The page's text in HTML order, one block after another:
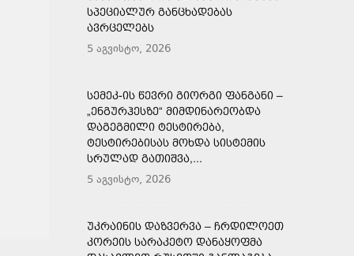
ᲡᲞᲔᲪᲘᲐᲚᲣᲠ ᲒᲐᲜᲪᲮᲐᲓᲔᲑᲐᲡ
ᲐᲕᲠᲪᲔᲚᲔᲑᲡ
5 აგვისტო, 2026
ᲡᲔᲛᲔᲙ-ᲘᲡ ᲬᲔᲕᲠᲘ ᲒᲘᲝᲠᲒᲘ ᲤᲐᲜᲒᲐᲜᲘ –
„ᲔᲜᲒᲣᲠᲰᲔᲡᲖᲔ“ ᲛᲘᲛᲓᲘᲜᲐᲠᲔᲝᲑᲓᲐ
ᲓᲐᲒᲔᲒᲛᲘᲚᲘ ᲢᲔᲡᲢᲘᲠᲔᲑᲐ,
ᲢᲔᲡᲢᲘᲠᲔᲑᲘᲡᲐᲡ ᲛᲝᲮᲓᲐ ᲡᲘᲡᲢᲔᲛᲘᲡ
ᲡᲠᲣᲚᲐᲓ ᲒᲐᲗᲘᲨᲕᲐ,...
5 აგვისტო, 2026
ᲣᲙᲠᲐᲘᲜᲘᲡ ᲓᲐᲖᲕᲔᲠᲕᲐ – ᲩᲠᲓᲘᲚᲝᲔᲗ
ᲙᲝᲠᲔᲘᲡ ᲡᲐᲠᲐᲙᲔᲢᲝ ᲓᲐᲜᲐᲧᲝᲤᲛᲐ